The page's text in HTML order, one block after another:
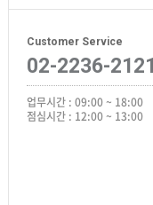
Customer Service
02-2236-2121
업무시간 : 09:00 ~ 18:00
점심시간 : 12:00 ~ 13:00